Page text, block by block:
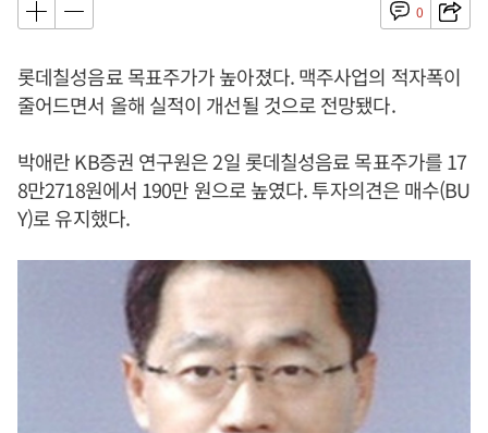
0
롯데칠성음료 목표주가가 높아졌다. 맥주사업의 적자폭이
줄어드면서 올해 실적이 개선될 것으로 전망됐다.
박애란 KB증권 연구원은 2일 롯데칠성음료 목표주가를 17
8만2718원에서 190만 원으로 높였다. 투자의견은 매수(BU
Y)로 유지했다.